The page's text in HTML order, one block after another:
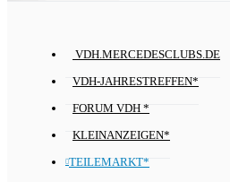
VDH.MERCEDESCLUBS.DE
VDH-JAHRESTREFFEN*
FORUM VDH *
KLEINANZEIGEN*
TEILEMARKT*